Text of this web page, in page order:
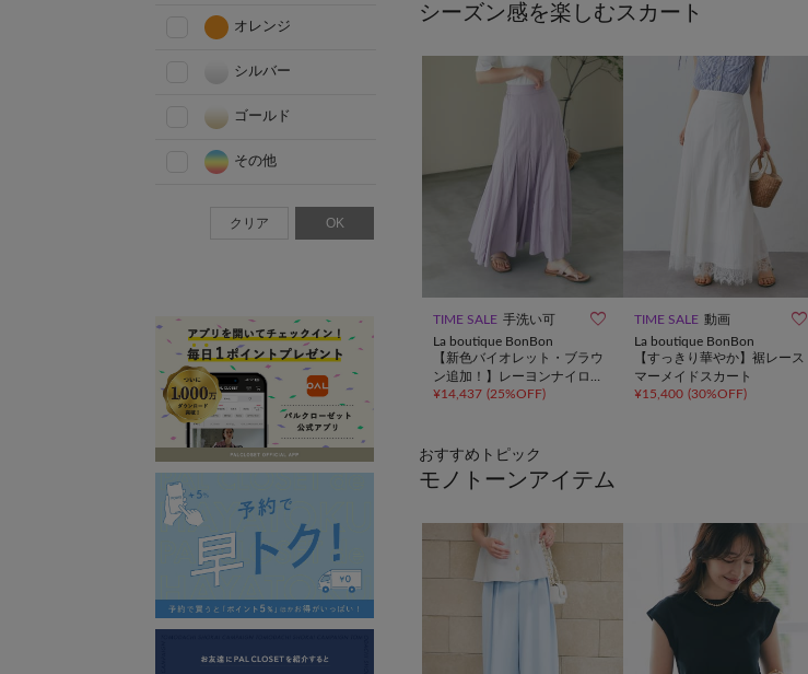
シーズン感を楽しむスカート
TIME SALE 手洗い可 
La boutique BonBon
【新色バイオレット・ブラウ
ン追加！】レーヨンナイロン
マチマーメイドスカート
¥14,437 (25%OFF)
TIME SALE 動画 
La boutique BonBon
【すっきり華やか】裾レース
マーメイドスカート
¥15,400 (30%OFF)
おすすめトピック
モノトーンアイテム
オレンジ
シルバー
ゴールド
その他
クリア OK